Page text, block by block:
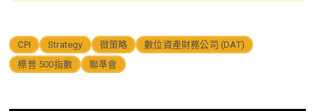
CPI Strategy 微策略
數位資產財務公司 (DAT)
標普 500指數
聯準會